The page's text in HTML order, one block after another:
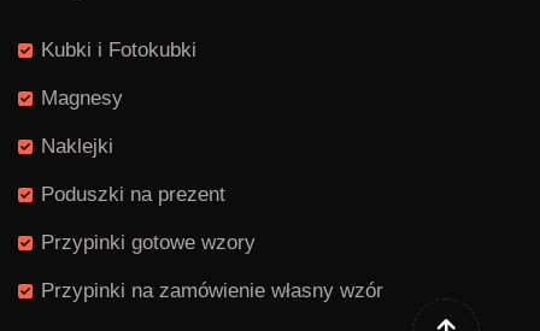
Kubki i Fotokubki
Magnesy
Naklejki
Poduszki na prezent
Przypinki gotowe wzory
Przypinki na zamówienie własny wzór